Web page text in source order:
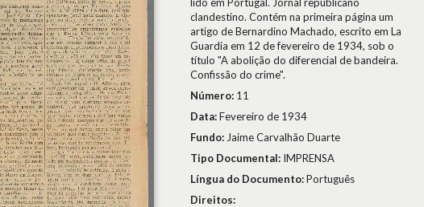
clandestino. Contém na primeira página um
artigo de Bernardino Machado, escrito em La
Guardia em 12 de fevereiro de 1934, sob o
título "A abolição do diferencial de bandeira.
Confissão do crime".
Número: 11
Data:Fevereiro de 1934
Fundo: Jaime Carvalhão Duarte
Tipo Documental: IMPRENSA
Língua do Documento:Português
Direitos: